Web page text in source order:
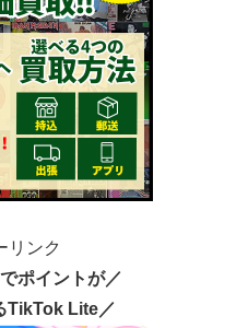
リンク
ポイントが／
TikTok Lite／